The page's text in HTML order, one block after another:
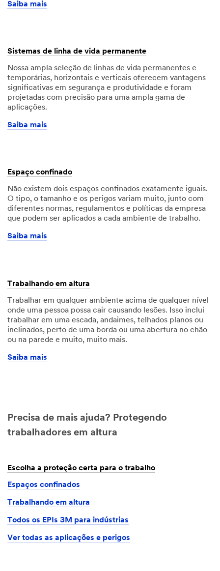
Saiba mais
Sistemas de linha de vida permanente
Nossa ampla seleção de linhas de vida permanentes e
temporárias, horizontais e verticais oferecem vantagens
significativas em segurança e produtividade e foram
projetadas com precisão para uma ampla gama de
aplicações.
Saiba mais
Espaço confinado
Não existem dois espaços confinados exatamente iguais.
O tipo, o tamanho e os perigos variam muito, junto com
diferentes normas, regulamentos e políticas da empresa
que podem ser aplicados a cada ambiente de trabalho.
Saiba mais
Trabalhando em altura
Trabalhar em qualquer ambiente acima de qualquer nível
onde uma pessoa possa cair causando lesões. Isso inclui
trabalhar em uma escada, andaimes, telhados planos ou
inclinados, perto de uma borda ou uma abertura no chão
ou na parede e muito, muito mais.
Saiba mais
Precisa de mais ajuda? Protegendo
trabalhadores em altura
Escolha a proteção certa para o trabalho
Espaços confinados
Trabalhando em altura
Todos os EPIs 3M para indústrias
Ver todas as aplicações e perigos